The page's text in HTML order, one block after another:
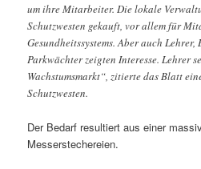
um ihre Mitarbeiter. Die lokale
Schutzwesten gekauft, vor allem für
Gesundheitssystems. Aber auch
Parkwächter zeigten Interesse. Lehrer
Wachstumsmarkt“, zitierte das Blatt
Schutzwesten.
Der Bedarf resultiert aus einer
Messerstechereien.